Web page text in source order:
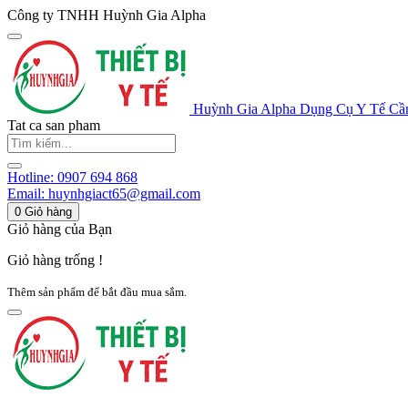
Công ty TNHH Huỳnh Gia Alpha
Huỳnh Gia Alpha Dụng Cụ Y Tế
Tat ca san pham
Hotline: 0907 694 868
Email: huynhgiact65@gmail.com
0 Giỏ hàng
Giỏ hàng của Bạn
Giỏ hàng trống !
Thêm sản phẩm để bắt đầu mua sắm.